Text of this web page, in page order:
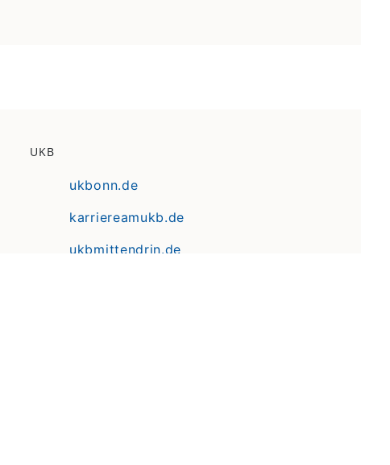
UKB
ukbonn.de
karriereamukb.de
ukbmittendrin.de